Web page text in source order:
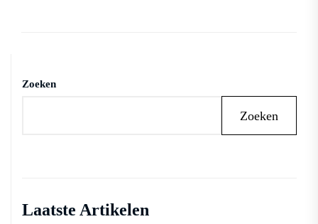
Zoeken
Zoeken
Laatste Artikelen